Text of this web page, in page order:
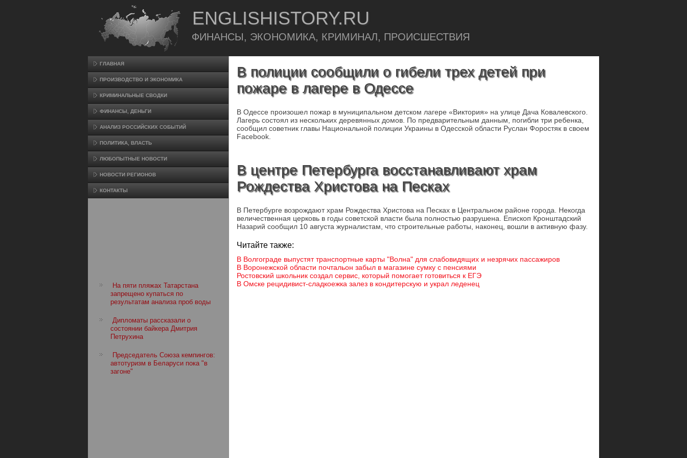
ENGLISHISTORY.RU
ФИНАНСЫ, ЭКОНОМИКА, КРИМИНАЛ, ПРОИСШЕСТВИЯ
ГЛАВНАЯ
ПРОИЗВΟДСТВО И ЭКОНОМИКА
КРИМИНАЛЬНЫЕ СВОДКИ
ФИНАНСЫ, ДЕНЬГИ
АНАЛИЗ РОССИЙСКИХ СОБЫТИЙ
ПОЛИТИКА, ВЛАСТЬ
ЛЮБОПЫТНЫЕ НОВОСТИ
НОВОСТИ РЕГИОНОВ
КОНТАКТЫ
На пяти пляжах Татарстана
запрещено купаться по
результатам анализа проб воды
Дипломаты рассказали о
состоянии байкера Дмитрия
Петрухина
Председатель Союза кемпингов:
автотуризм в Беларуси пока "в
загоне"
В полиции сообщили о гибели трех детей при
пожаре в лагере в Одессе
В Одессе произошел пожар в муниципальном детском лагере «Виктория» на улице Дача Ковалевского.
Лагерь состоял из нескольких деревянных домов. По предварительным данным, погибли три ребенка,
сообщил советник главы Национальной полиции Украины в Одесской области Руслан Форостяк в своем
Facebook.
В центре Петербурга восстанавливают храм
Рождества Христова на Песках
В Петербурге возрождают храм Рождества Христова на Песках в Центральном районе города. Некогда
величественная церковь в годы советской власти была полностью разрушена. Епископ Кронштадский
Назарий сообщил 10 августа журналистам, что строительные работы, наконец, вошли в активную фазу.
Читайте также:
В Волгограде выпустят транспортные карты "Волна" для слабовидящих и незрячих пассажиров
В Воронежской области почтальон забыл в магазине сумку с пенсиями
Ростовский школьник создал сервис, который помогает готовиться к ЕГЭ
В Омске рецидивист-сладкоежка залез в кондитерскую и украл леденец